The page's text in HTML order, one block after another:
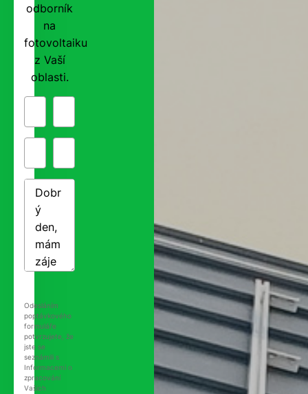
odborník
na
fotovoltaiku
z Vaší
oblasti.
Odesláním
poptávkového
formuláře
potvrzujete, že
jste se
seznámili s
Informacemi o
zpracování
Vašich